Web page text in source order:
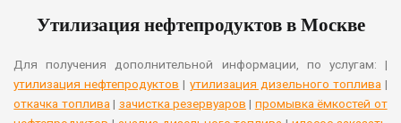
Утилизация нефтепродуктов в Москве
Для получения дополнительной информации, по услугам: |
утилизация нефтепродуктов | утилизация дизельного топлива |
откачка топлива | зачистка резервуаров | промывка ёмкостей от